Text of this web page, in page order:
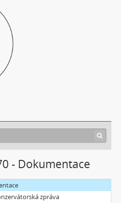
- Dokumentace
výběry experimentálního filmu a videoartu
zpráva